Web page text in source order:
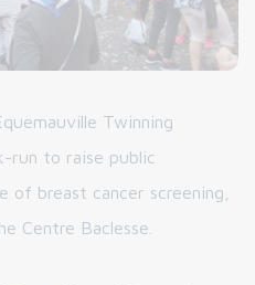
Twinning
run to raise public
of breast cancer screening,
Centre Baclesse.